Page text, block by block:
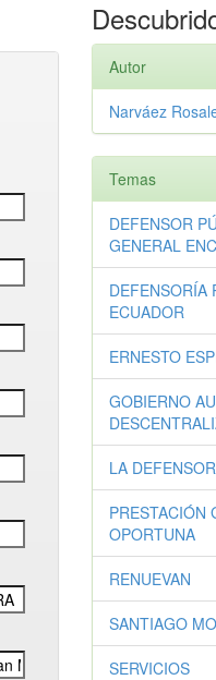
Autor
Narváez
Temas
DEFENSOR
GENERAL
DEFENSORÍA
ECUADOR
ERNESTO
GOBIERNO
LA
PRESTACIÓN
OPORTUNA
RENUEVAN
SANTIAGO
SERVICIOS